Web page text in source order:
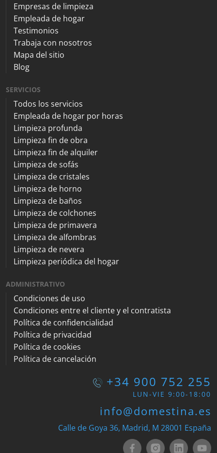
Empresas de limpieza
Empleada de hogar
Testimonios
Trabaja con nosotros
Mapa del sitio
Blog
SERVICIOS
Todos los servicios
Empleada de hogar por horas
Limpieza profunda
Limpieza fin de obra
Limpieza fin de alquiler
Limpieza de sofás
Limpieza de cristales
Limpieza de horno
Limpieza de baños
Limpieza de colchones
Limpieza de primavera
Limpieza de alfombras
Limpieza de nevera
Limpieza periódica del hogar
ADMINISTRATIVO
Condiciones de uso
Condiciones entre el cliente y el contratista
Política de confidencialidad
Política de privacidad
Política de cookies
Política de cancelación
+34 900 752 255
LUN-VIE 9:00-18:00
info@domestina.es
Calle de Goya 36, Madrid, M 28001 España